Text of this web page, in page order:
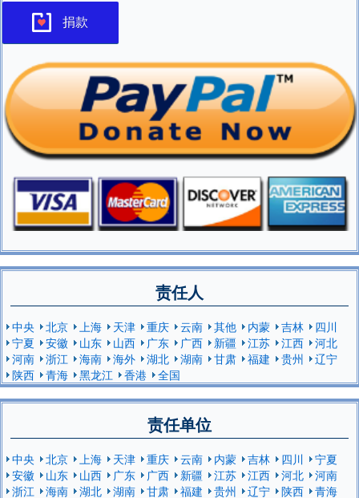
捐款
责任人
中央 北京 上海 天津 重庆 云南 其他 内蒙 吉林
四川
宁夏
安徽 山东 山西 广东 广西 新疆 江苏 江西
河北
河南
浙江 海南 海外 湖北 湖南 甘肃 福建 贵州
辽宁
陕西
青海 黑龙江 香港 全国
责任单位
中央 北京 上海 天津 重庆 云南 内蒙 吉林 四川
宁夏
安徽
山东 山西 广东 广西 新疆 江苏 江西 河北
河南
浙江
海南 湖北 湖南 甘肃 福建 贵州 辽宁 陕西
青海